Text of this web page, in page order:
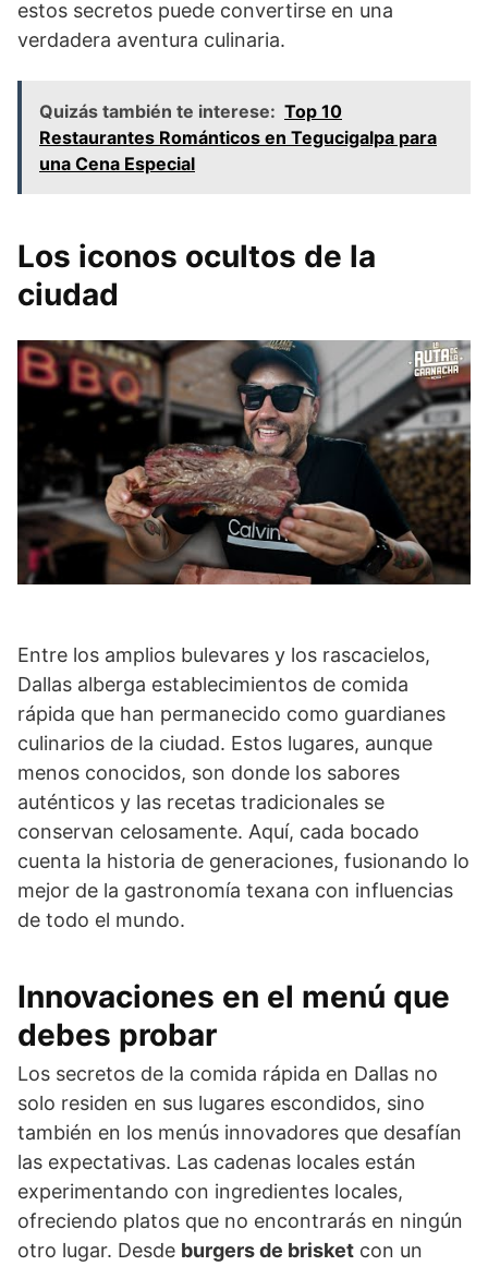
estos secretos puede convertirse en una
verdadera aventura culinaria.
Quizás también te interese: Top 10
Restaurantes Románticos en Tegucigalpa para
una Cena Especial
Los iconos ocultos de la
ciudad
Entre los amplios bulevares y los rascacielos,
Dallas alberga establecimientos de comida
rápida que han permanecido como guardianes
culinarios de la ciudad. Estos lugares, aunque
menos conocidos, son donde los sabores
auténticos y las recetas tradicionales se
conservan celosamente. Aquí, cada bocado
cuenta la historia de generaciones, fusionando lo
mejor de la gastronomía texana con influencias
de todo el mundo.
Innovaciones en el menú que
debes probar
Los secretos de la comida rápida en Dallas no
solo residen en sus lugares escondidos, sino
también en los menús innovadores que desafían
las expectativas. Las cadenas locales están
experimentando con ingredientes locales,
ofreciendo platos que no encontrarás en ningún
otro lugar. Desde burgers de brisket con un